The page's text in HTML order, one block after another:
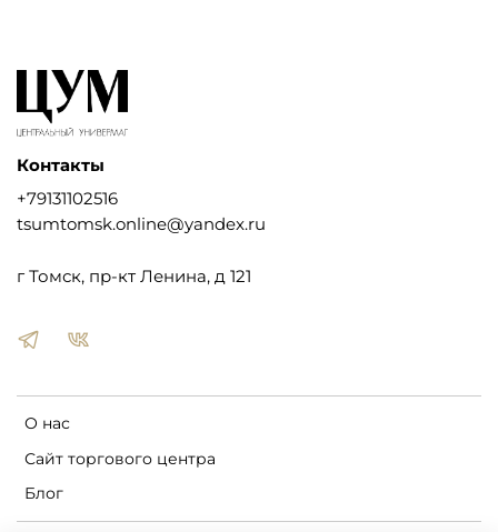
О нас
Сайт торгового центра
Блог
Контакты
+79131102516
tsumtomsk.online@yandex.ru
г Томск, пр-кт Ленина, д 121